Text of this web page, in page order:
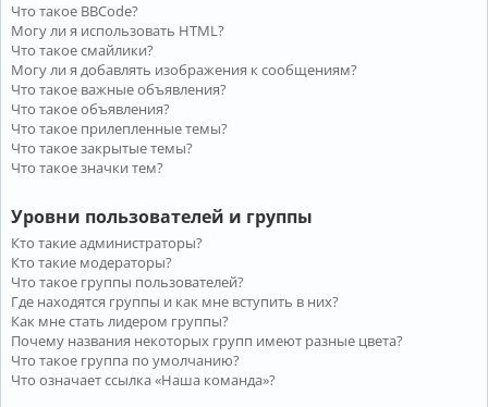
Что такое BBCode?
Могу ли я использовать HTML?
Что такое смайлики?
Могу ли я добавлять изображения к сообщениям?
Что такое важные объявления?
Что такое объявления?
Что такое прилепленные темы?
Что такое закрытые темы?
Что такое значки тем?
Уровни пользователей и группы
Кто такие администраторы?
Кто такие модераторы?
Что такое группы пользователей?
Где находятся группы и как мне вступить в них?
Как мне стать лидером группы?
Почему названия некоторых групп имеют разные цвета?
Что такое группа по умолчанию?
Что означает ссылка «Наша команда»?